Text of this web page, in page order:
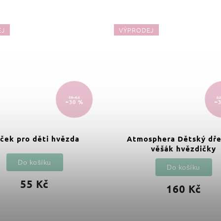
79 Kč
–30 %
pro děti hvězda
55 Kč
Do košíku
VÝPRODEJ
Atmosphera Dětský
věšák hvězdičky
160 Kč
Do košíku